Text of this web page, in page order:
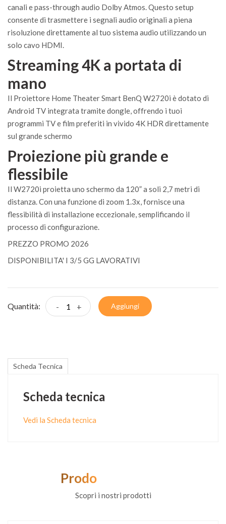
canali e pass-through audio Dolby Atmos. Questo setup
consente di trasmettere i segnali audio originali a piena
risoluzione direttamente al tuo sistema audio utilizzando un
solo cavo HDMI.
Streaming 4K a portata di
mano
Il Proiettore Home Theater Smart BenQ W2720i è dotato di
Android TV integrata tramite dongle, offrendo i tuoi
programmi TV e film preferiti in vivido 4K HDR direttamente
sul grande schermo
Proiezione più grande e
flessibile
Il W2720i proietta uno schermo da 120” a soli 2,7 metri di
distanza. Con una funzione di zoom 1.3x, fornisce una
flessibilità di installazione eccezionale, semplificando il
processo di configurazione.
PREZZO PROMO 2026
DISPONIBILITA' I 3/5 GG LAVORATIVI
Quantità: - + Aggiungi
Scheda Tecnica
Scheda tecnica
Vedi la Scheda tecnica
Prodotti correlati
Scopri i nostri prodotti